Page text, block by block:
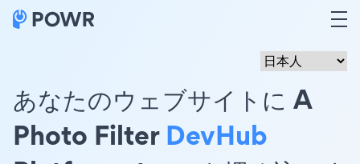
あなたのウェブサイトに A
Photo FilterDevHub